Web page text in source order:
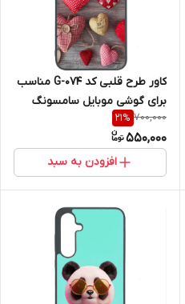
کاور طرح قلبی کد G-074 مناسب
برای گوشی موبایل سامسونگ
Galaxy A36
700,000
21%
550,000
افزودن به سبد